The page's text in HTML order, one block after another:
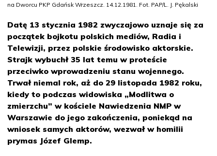
na Dworcu PKP Gdańsk Wrzeszcz. 14.12.1981. Fot. PAP/L. J. Pękalski
Datę 13 stycznia 1982 zwyczajowo uznaje się za
początek bojkotu polskich mediów, Radia i
Telewizji, przez polskie środowisko aktorskie.
Strajk wybuchł 35 lat temu w proteście
przeciwko wprowadzeniu stanu wojennego.
Trwał niemal rok, aż do 29 listopada 1982 roku,
kiedy to podczas widowiska „Modlitwa o
zmierzchu” w kościele Nawiedzenia NMP w
Warszawie do jego zakończenia, poniekąd na
wniosek samych aktorów, wezwał w homilii
prymas Józef Glemp.